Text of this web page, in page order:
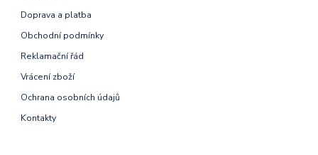
Doprava a platba
Obchodní podmínky
Reklamační řád
Vrácení zboží
Ochrana osobních údajů
Kontakty